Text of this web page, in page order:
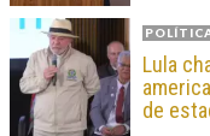
Lula
de